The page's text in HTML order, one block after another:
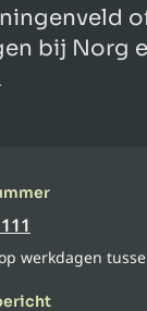
bij Norg
werkdagen